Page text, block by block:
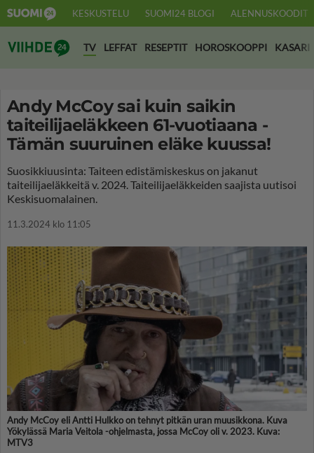
KESKUSTELU SUOMI24 BLOGI ALENNUSKOODIT
Suomi24 Viihde
TV LEFFAT RESEPTIT HOROSKOOPPI KASARI
Andy McCoy sai kuin saikin
taiteilijaeläkkeen 61-vuotiaana -
Tämän suuruinen eläke kuussa!
Suosikkiuusinta: Taiteen edistämiskeskus on jakanut
taiteilijaeläkkeitä v. 2024. Taiteilijaeläkkeiden saajista uutisoi
Keskisuomalainen.
11.3.2024 klo 11:05
Andy McCoy eli Antti Hulkko on tehnyt pitkän uran muusikkona. Kuva
Yökylässä Maria Veitola -ohjelmasta, jossa McCoy oli v. 2023. Kuva:
MTV3